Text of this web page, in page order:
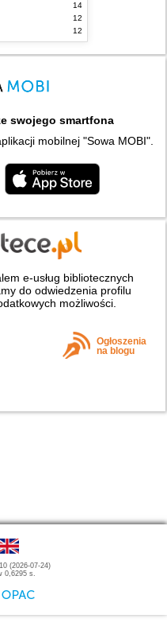
14
12
12
swojego smartfona
mobilnej "Sowa MOBI".
e-usług bibliotecznych
do odwiedzenia profilu
możliwości.
Ogłoszenia
na blogu
(2026-07-24)
0,6295 s.